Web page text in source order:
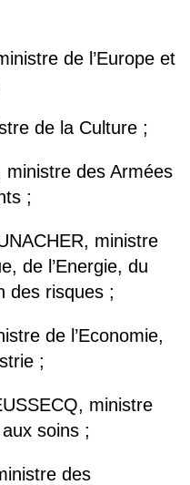
de l’Europe et
de la Culture ;
ministre des Armées
;
ministre
de l’Energie, du
des risques ;
de l’Economie,
;
ministre
soins ;
des